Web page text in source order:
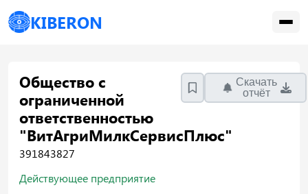
KIBERON
Общество с
ограниченной
ответственностью
"ВитАгриМилкСервисПлюс"
391843827
Скачать
отчёт
Действующее предприятие